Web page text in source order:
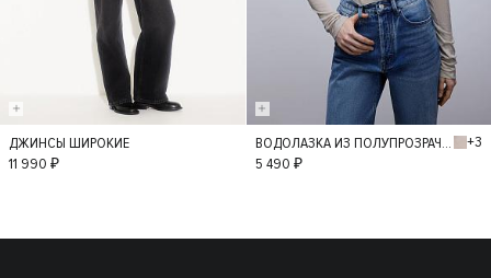
36
ДЖИНСЫ ШИРОКИЕ
11 990 ₽
M
ВОДОЛАЗКА ИЗ ПОЛУПРОЗРАЧНОГО ТРИКОТАЖА
+3
5 490 ₽